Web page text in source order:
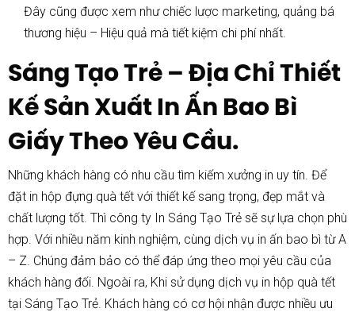
Đây cũng được xem như chiếc lược marketing, quảng bá
thương hiệu – Hiệu quả mà tiết kiệm chi phí nhất.
Sáng Tạo Trẻ – Địa Chỉ Thiết
Kế Sản Xuất In Ấn Bao Bì
Giấy Theo Yêu Cầu.
Những khách hàng có nhu cầu tìm kiếm xưởng in uy tín. Để
đặt in hộp đựng quà tết với thiết kế sang trọng, đẹp mắt và
chất lượng tốt. Thì công ty In Sáng Tạo Trẻ sẽ sự lựa chọn phù
hợp. Với nhiều năm kinh nghiệm, cùng dịch vụ in ấn bao bì từ A
– Z. Chúng đảm bảo có thể đáp ứng theo mọi yêu cầu của
khách hàng đối. Ngoài ra, Khi sử dụng dịch vụ in hộp quà tết
tại Sáng Tạo Trẻ. Khách hàng có cơ hội nhận được nhiều ưu